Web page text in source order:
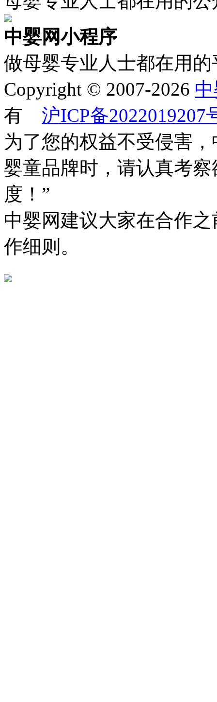
中婴网小程序
做母婴专业人士都在用的
Copyright © 2007-2026
有 沪ICP备2022019207
为了您的权益不受侵害
婴童品牌时，请认真考
度！”
中婴网建议大家在合作
作细则。